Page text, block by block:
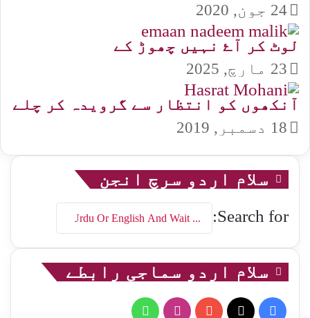
24 جون, 2020
لوٹ کر آۓ نہیں چھوڑ کے
23 مارچ, 2025
آنکھوں کو انتظار سے گرویدہ کر چلے
18 دسمبر, 2019
سلام اردو سرچ انجن
Search for:
سلام اردو سماجی رابطے
Facebook
YouTube
Instagram
WhatsApp